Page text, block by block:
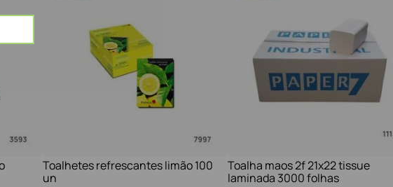
Toalhetes refrescantes limão 100
un
Toalha maos 2f 21x22 tissue
laminada 3000 folhas